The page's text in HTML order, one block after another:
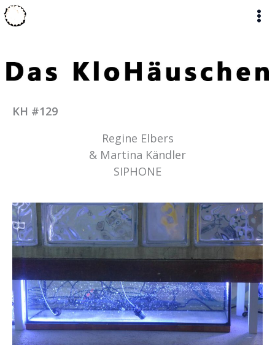
Zum
Inhalt
KH #129
Regine Elbers
& Martina Kändler
SIPHONE